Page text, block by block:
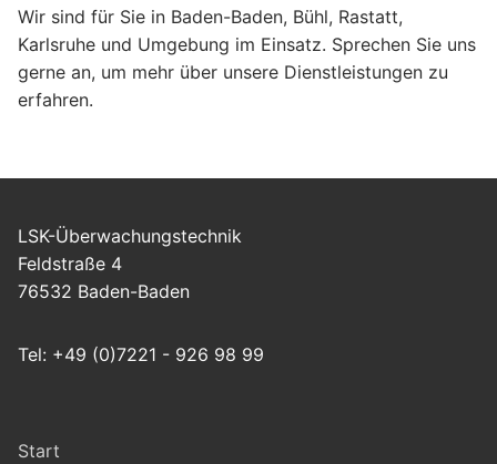
Wir sind für Sie in Baden-Baden, Bühl, Rastatt,
Karlsruhe und Umgebung im Einsatz. Sprechen Sie uns
gerne an, um mehr über unsere Dienstleistungen zu
erfahren.
LSK-Überwachungstechnik
Feldstraße 4
76532 Baden-Baden
Tel: +49 (0)7221 - 926 98 99
Start